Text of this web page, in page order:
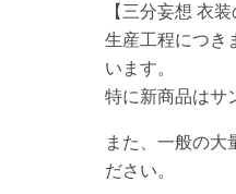
【三分妄想 衣
生産工程につき
います。
特に新商品はサ
また、一般の大
ださい。